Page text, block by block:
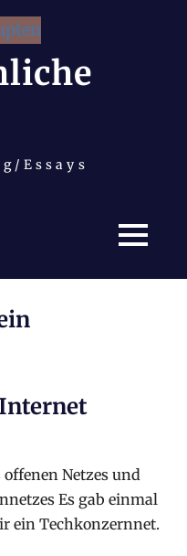
Essays
MENÜ
offenen Netzes und
Es gab einmal
ein Techkonzernnet.